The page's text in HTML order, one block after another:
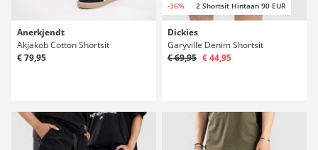
Anerkjendt
Akjakob Cotton Shortsit
€ 79,95
-36% 2 Shortsit Hintaan 90 EUR
Dickies
Garyville Denim Shortsit
€ 69,95 € 44,95